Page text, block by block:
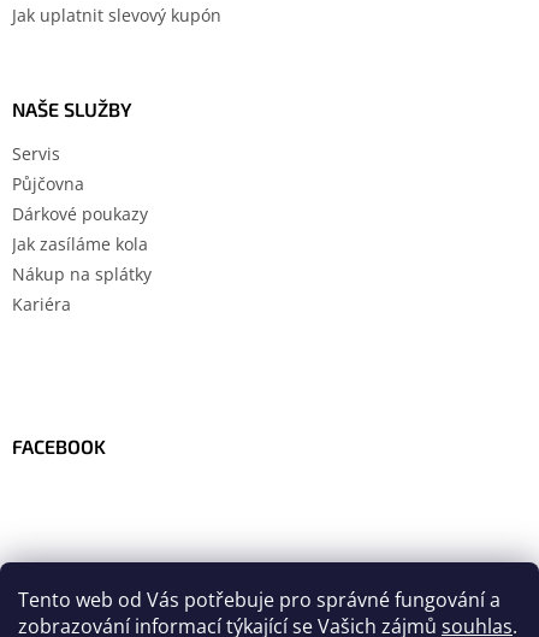
Tento web od Vás potřebuje pro správné fungování a
zobrazování informací týkající se Vašich zájmů souhlas.
Jak uplatnit slevový kupón
NAŠE SLUŽBY
Servis
Půjčovna
Dárkové poukazy
Jak zasíláme kola
Nákup na splátky
Kariéra
FACEBOOK